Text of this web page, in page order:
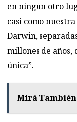
en ningún otro
casi como
Darwin,
millones de años,
única”.
Mirá